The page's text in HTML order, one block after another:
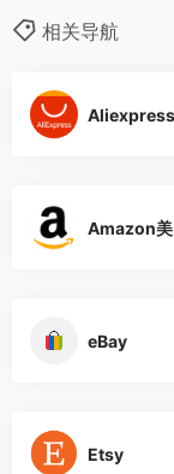
相关导航
Amazon
eBay
Etsy